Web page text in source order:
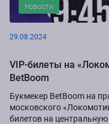
Новости
29.08.2024
VIP-билеты на
BetBoom
Букмекер BetBoom на
московского
билетов на